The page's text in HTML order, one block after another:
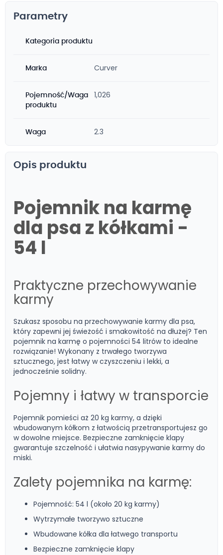
Parametry
Kategoria produktu
Marka Curver
Pojemność/Waga
produktu
1,026
Waga 2.3
Opis produktu
Pojemnik na karmę
dla psa z kółkami -
54 l
Praktyczne przechowywanie
karmy
Szukasz sposobu na przechowywanie karmy dla psa,
który zapewni jej świeżość i smakowitość na dłużej? Ten
pojemnik na karmę o pojemności 54 litrów to idealne
rozwiązanie! Wykonany z trwałego tworzywa
sztucznego, jest łatwy w czyszczeniu i lekki, a
jednocześnie solidny.
Pojemny i łatwy w transporcie
Pojemnik pomieści aż 20 kg karmy, a dzięki
wbudowanym kółkom z łatwością przetransportujesz go
w dowolne miejsce. Bezpieczne zamknięcie klapy
gwarantuje szczelność i ułatwia nasypywanie karmy do
miski.
Zalety pojemnika na karmę:
Pojemność: 54 l (około 20 kg karmy)
Wytrzymałe tworzywo sztuczne
Wbudowane kółka dla łatwego transportu
Bezpieczne zamknięcie klapy